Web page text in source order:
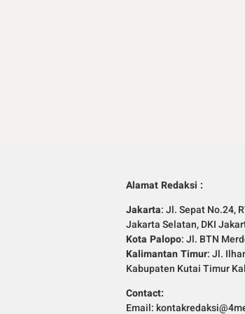
Alamat Redaksi :
Jakarta: Jl. Sepat No.24,
Jakarta Selatan, DKI
Kota Palopo: Jl. BTN
Kalimantan Timur: Jl.
Kabupaten Kutai Timur
Contact:
Email: